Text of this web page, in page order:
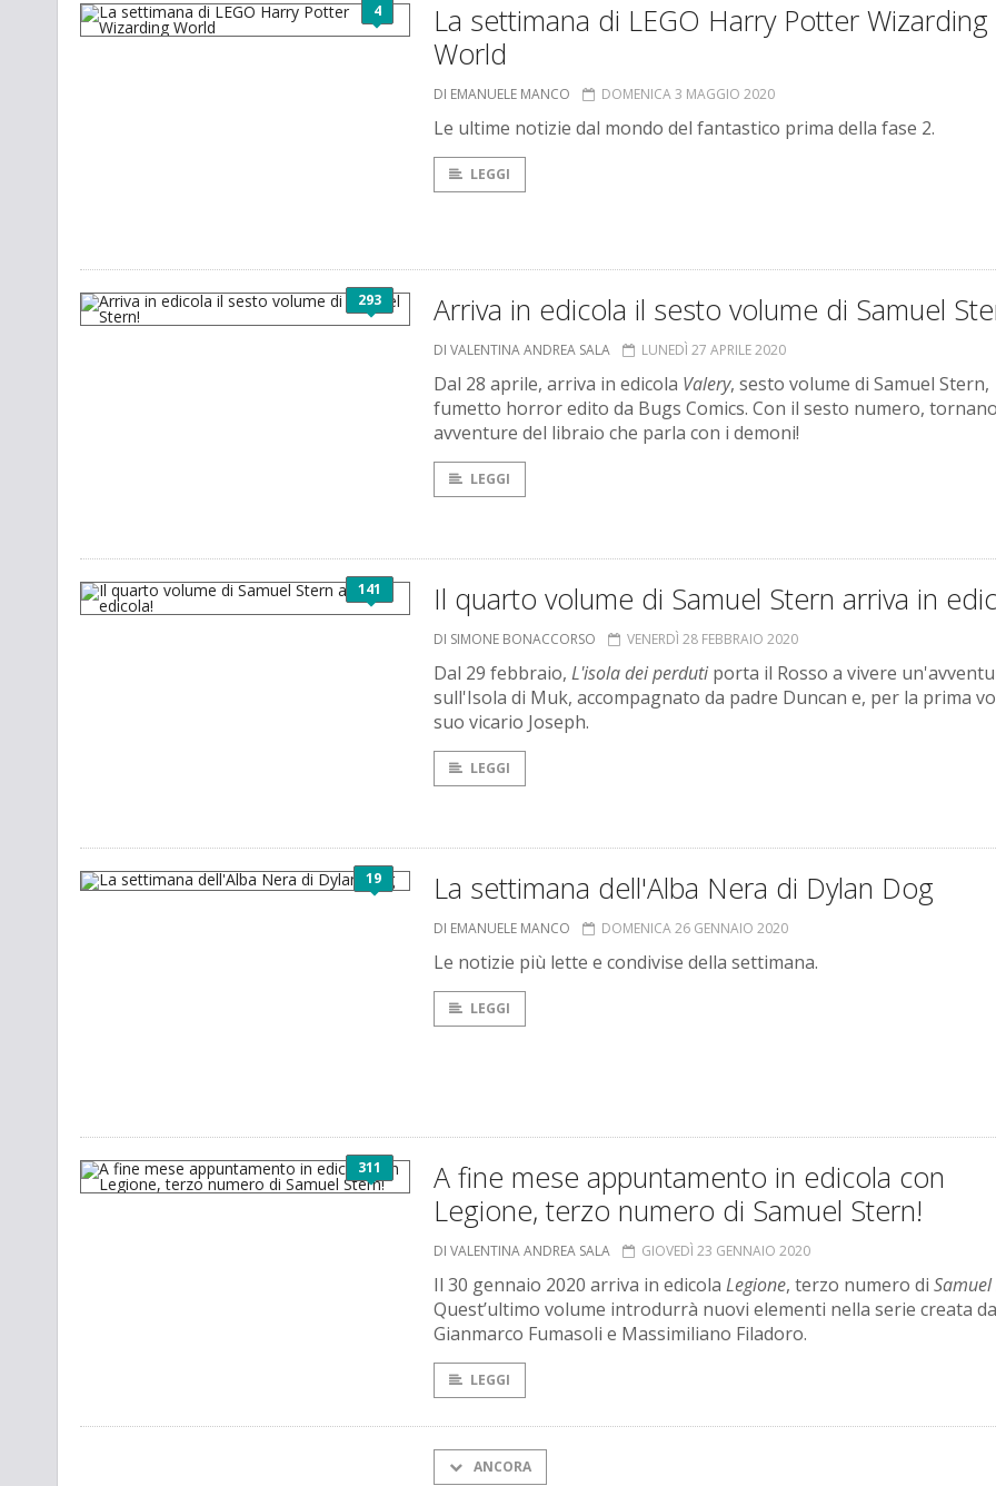
4
La settimana di LEGO Harry Potter Wizarding
World
DI EMANUELE MANCO DOMENICA 3 MAGGIO 2020
Le ultime notizie dal mondo del fantastico prima della fase 2.
LEGGI
293 Arriva in edicola il sesto volume di Samuel
DI VALENTINA ANDREA SALA LUNEDÌ 27 APRILE 2020
Dal 28 aprile, arriva in edicola Valery, sesto volume di Samuel Stern,
fumetto horror edito da Bugs Comics. Con il sesto numero,
avventure del libraio che parla con i demoni!
LEGGI
141 Il quarto volume di Samuel Stern arriva in
DI SIMONE BONACCORSO VENERDÌ 28 FEBBRAIO 2020
Dal 29 febbraio, L'isola dei perduti porta il Rosso a vivere
sull'Isola di Muk, accompagnato da padre Duncan e, per la prima
suo vicario Joseph.
LEGGI
19 La settimana dell'Alba Nera di Dylan Dog
DI EMANUELE MANCO DOMENICA 26 GENNAIO 2020
Le notizie più lette e condivise della settimana.
LEGGI
311
A fine mese appuntamento in edicola con
Legione, terzo numero di Samuel Stern!
DI VALENTINA ANDREA SALA GIOVEDÌ 23 GENNAIO 2020
Il 30 gennaio 2020 arriva in edicola Legione, terzo numero di Samuel
Quest’ultimo volume introdurrà nuovi elementi nella serie creata da
Gianmarco Fumasoli e Massimiliano Filadoro.
LEGGI
ANCORA